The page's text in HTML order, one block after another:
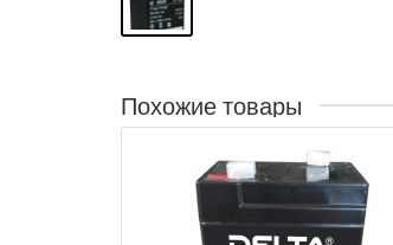
Похожие товары